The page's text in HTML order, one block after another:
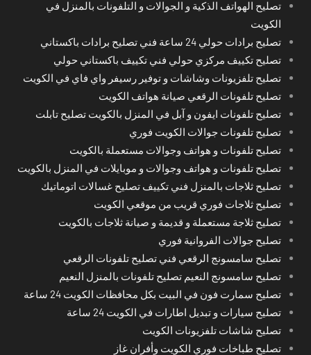
تصليح الهواتف الذكية و الجوالات و التلفونات بالمنزل في
الكويت
تصليح برادات حولي 24 ساعة فني تصليح برادات باكستاني
تصليح تكييف مركزي حولي فني تكييف باكستاني حولي
تصليح تلفزيونات وشاشات و توفير رسيفر واي فاي في الكويت
تصليح تلفونات الرقعي صيانة هواتف الكويت
تصليح تلفونات ايفون و آبل في المنزل بالكويت تصليح تابلت
تصليح تلفونات جوالات الكويت فوري
تصليح تلفونات و هواتف وجوالات مستعملة بالكويت
تصليح تلفونات و هواتف وجوالات و موبايلات في المنزل بالكويت
تصليح ثلاجات بالمنزل فني تكييف تصليح غسالات اتوماتيك
تصليح ثلاجات فوري قريب من موقعي الكويت
تصليح ثلاجة مستعملة و قديمة و صيانة ثلاجات بالكويت
تصليح جوالات الفروانية فوري
تصليح سامسونج الرقعي فني تصليح تلفونات الرقعي
تصليح سامسونج النعيم تصليح تلفونات بالمنزل النعيم
تصليح سمارت فون في البيت بكل محافظات الكويت 24 ساعة
تصليح سيارات و تبديل اطارات في الكويت 24 ساعة
تصليح شاشات تلفزيونات الكويت
تصليح طباخات فوري الكويت وأفران غاز